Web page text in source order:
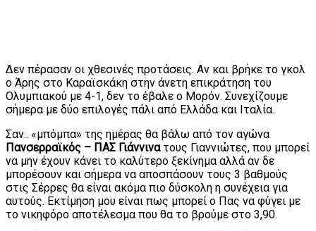
Δεν πέρασαν οι χθεσινές προτάσεις. Αν και βρήκε το γκολ
ο Άρης στο Καραϊσκάκη στην άνετη επικράτηση του
Ολυμπιακού με 4-1, δεν το έβαλε ο Μορόν. Συνεχίζουμε
σήμερα με δύο επιλογές πάλι από Ελλάδα και Ιταλία.
Σαν.. «μπόμπα» της ημέρας θα βάλω από τον αγώνα
Πανσερραϊκός – ΠΑΣ Γιάννινα τους Γιαννιώτες, που μπορεί
να μην έχουν κάνει το καλύτερο ξεκίνημα αλλά αν δε
μπορέσουν και σήμερα να αποσπάσουν τους 3 βαθμούς
στις Σέρρες θα είναι ακόμα πιο δύσκολη η συνέχεια για
αυτούς. Εκτίμηση μου είναι πως μπορεί ο Πας να φύγει με
το νικηφόρο αποτέλεσμα που θα το βρούμε στο 3,90.